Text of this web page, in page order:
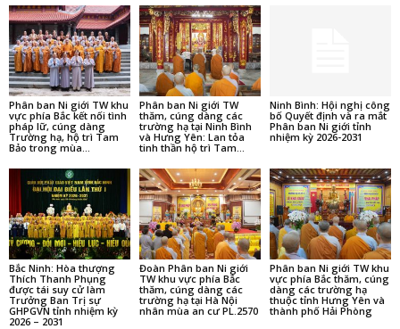
Phân ban Ni giới TW khu
vực phía Bắc kết nối tình
pháp lữ, cúng dàng
Trường hạ, hộ trì Tam
Bảo trong mùa...
Phân ban Ni giới TW
thăm, cúng dàng các
trường hạ tại Ninh Bình
và Hưng Yên: Lan tỏa
tinh thần hộ trì Tam...
Ninh Bình: Hội nghị công
bố Quyết định và ra mắt
Phân ban Ni giới tỉnh
nhiệm kỳ 2026-2031
Bắc Ninh: Hòa thượng
Thích Thanh Phụng
được tái suy cử làm
Trưởng Ban Trị sự
GHPGVN tỉnh nhiệm kỳ
2026 – 2031
Đoàn Phân ban Ni giới
TW khu vực phía Bắc
thăm, cúng dàng các
trường hạ tại Hà Nội
nhân mùa an cư PL.2570
Phân ban Ni giới TW khu
vực phía Bắc thăm, cúng
dàng các trường hạ
thuộc tỉnh Hưng Yên và
thành phố Hải Phòng